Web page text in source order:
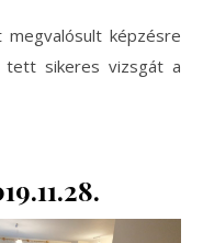
megvalósult képzésre
sikeres vizsgát a